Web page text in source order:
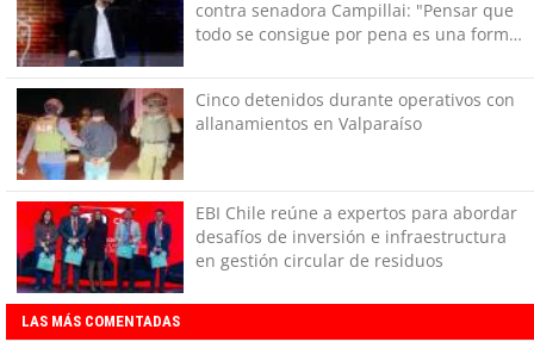
contra senadora Campillai: "Pensar que
todo se consigue por pena es una forma
Cinco detenidos durante operativos con
allanamientos en Valparaíso
EBI Chile reúne a expertos para abordar
desafíos de inversión e infraestructura
en gestión circular de residuos
LAS MÁS COMENTADAS